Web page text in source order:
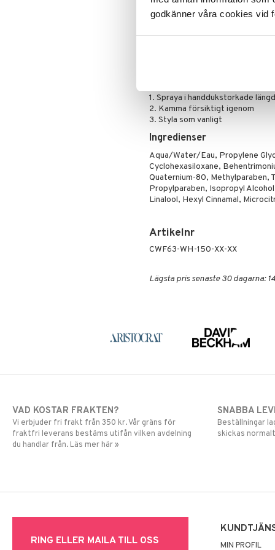
godkänner våra cookies vid
Histidin och E-vitaminhjälper
är känt för att vara
1. Spraya i handdukstorkade
2. Kamma försiktigt igenom
3. Styla som vanligt
Ingredienser
Aqua/Water/Eau, Propylene
Cyclohexasiloxane,
Quaternium-80, Methylparaben,
Propylparaben, Isopropyl
Linalool, Hexyl Cinnamal,
Artikelnr
CWF63-WH-150-XX-XX
Lägsta pris senaste 30 dagarna:
VAD KOSTAR FRAKTEN?
Vi erbjuder fri frakt från 350 kr. Vår gräns för
fraktfri leverans bestäms utifån vilken avdelning
du handlar från. Läs mer här »
SNABBA
Beställningar
skickas
RING ELLER MAILA TILL OSS MIN PROFIL